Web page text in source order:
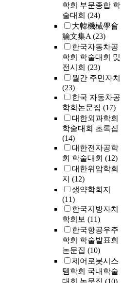
학회 부문종합 학
술대회 (24)
大韓機械學會
論文集A(23)
한국자동차공
학회 학술대회 및
전시회 (23)
월간 주민자치
(23)
한국 자동차공
학회논문집 (17)
대한외과학회
학술대회 초록집
(14)
대한전자공학
회 학술대회 (12)
대한위암학회
지 (12)
생약학회지
(11)
한국지방자치
학회보 (11)
한국항공우주
학회 학술발표회
논문집 (10)
제어로봇시스
템학회 국내학술